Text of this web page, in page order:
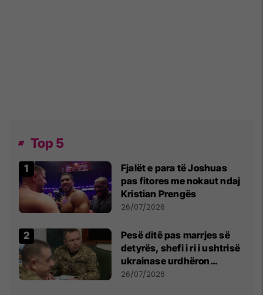
Top 5
Fjalët e para të Joshuas
pas fitores me nokaut ndaj
Kristian Prengës
26/07/2026
Pesë ditë pas marrjes së
detyrës, shefi i ri i ushtrisë
ukrainase urdhëron
kontroll të madh
26/07/2026